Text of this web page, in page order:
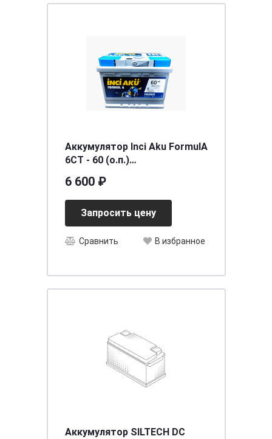
Аккумулятор Inci Aku FormulA
6СТ - 60 (о.п.)
6 600 ₽
Запросить цену
Сравнить В избранное
Аккумулятор SILTECH DC